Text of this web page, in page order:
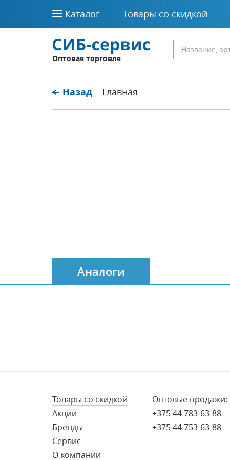
Каталог Товары со скидкой
Оптовая торговля
Назад Главная
Аналоги
Товары со скидкой
Акции
Бренды
Сервис
О компании
Оптовые продажи:
+375 44 783-63-88
+375 44 753-63-88